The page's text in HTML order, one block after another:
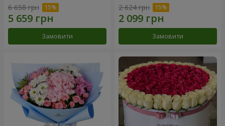
6 658 грн
Замовити
2 624 грн
Замовити